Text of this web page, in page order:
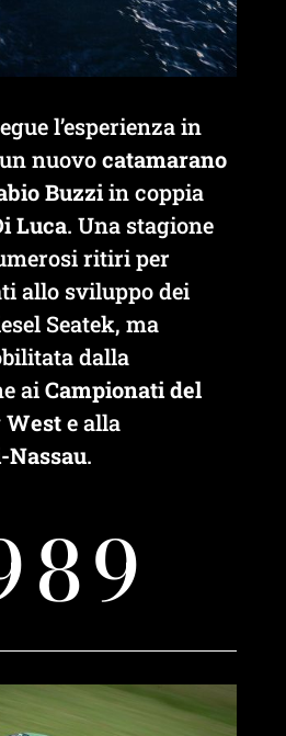
l’esperienza in
nuovocatamarano
Buzziin coppia
Luca. Una stagione
ritiri per
allo sviluppo dei
Seatek, ma
dalla
aiCampionati del
Weste alla
.